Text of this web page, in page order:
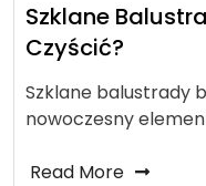
Szklane
Czyścić?
Szklane balustrady
nowoczesny
Read More